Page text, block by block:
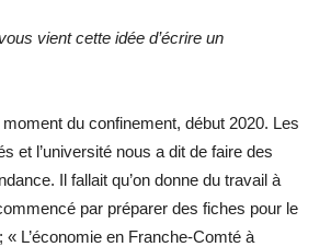
vient cette idée d’écrire un
moment du confinement, début 2020. Les
et l’université nous a dit de faire des
Il fallait qu’on donne du travail à
par préparer des fiches pour le
« L’économie en Franche-Comté à